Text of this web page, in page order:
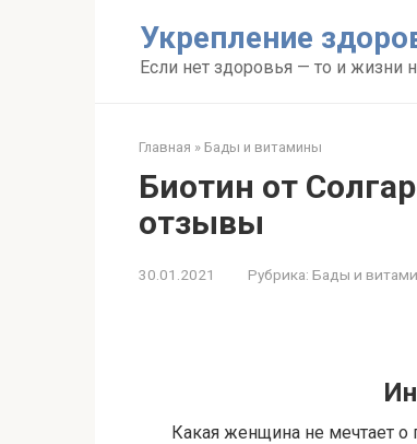
Укрепление
Если нет здоровья — то и жизни
Главная » Бады и витамины
Биотин от
отзывы
30.01.2021 Рубрика: Бады и
Какая женщина не мечтает о